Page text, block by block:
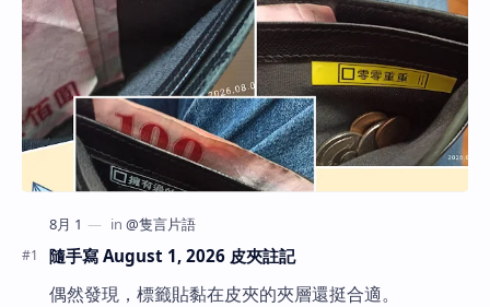
隨手寫 August 1, 2026 皮夾註記
偶然發現，標籤貼黏在皮夾的夾層還挺合適。